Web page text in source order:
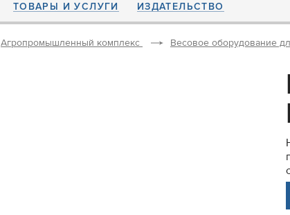
ТОВАРЫ И УСЛУГИ ИЗДАТЕЛЬСТВО
Агропромышленный комплекс Весовое оборудование